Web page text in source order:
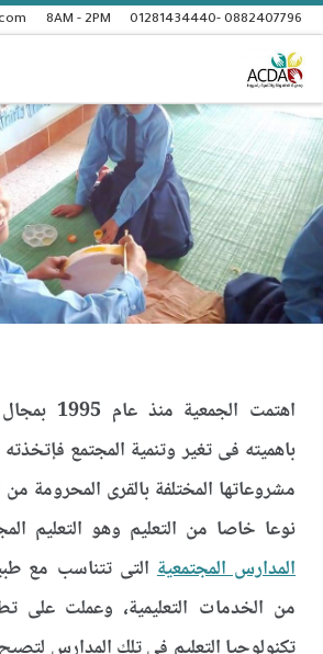
0882407796 -01281434440
8AM - 2PM
اهتمت
باهميته فى تغير وتنمية المجتمع فإتخذته
مشروعاتها المختلفة بالقرى المحرومة
نوعا خاصا من التعليم وهو التعليم
المدارس المجتمعيةالتى تتناسب مع
من الخدمات التعليمية، وعملت على